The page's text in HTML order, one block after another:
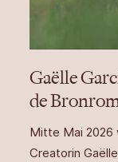
Gaëlle
de
Mitte Mai 2026
Creatorin